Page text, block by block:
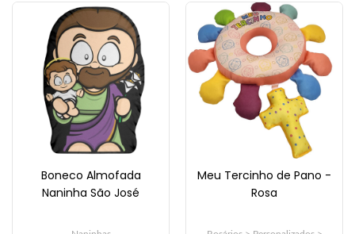
Boneco Almofada
Naninha São José
Meu Tercinho de Pano -
Rosa